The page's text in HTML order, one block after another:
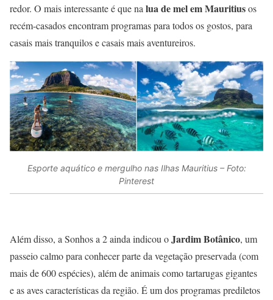
redor. O mais interessante é que na lua de mel em Mauritiusos
recém-casados encontram programas para todos os gostos, para
casais mais tranquilos e casais mais aventureiros.
Esporte aquático e mergulho nas Ilhas Mauritius – Foto:
Pinterest
Além disso, a Sonhos a 2 ainda indicou oJardim Botânico, um
passeio calmo para conhecer parte da vegetação preservada (com
mais de 600 espécies), além de animais como tartarugas gigantes
e as aves características da região. É um dos programas prediletos